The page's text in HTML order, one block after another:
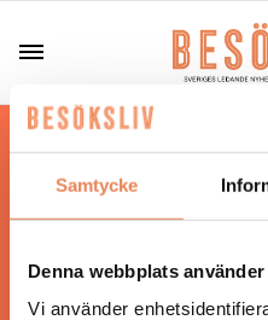
Samtycke
Denna webbplats
Vi använder
Hos oss läser du
nyheter och
Besöksliv i sin tryckta
Tidningen